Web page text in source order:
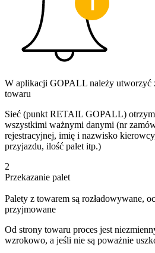
W aplikacji GOPALL należy utworzyć
towaru
Sieć (punkt RETAIL GOPALL)
wszystkimi ważnymi danymi (nr
rejestracyjnej, imię i nazwisko
przyjazdu, ilość palet itp.)
2
Przekazanie palet
Palety z towarem są rozładowywane,
przyjmowane
Od strony towaru proces jest
wzrokowo, a jeśli nie są poważnie